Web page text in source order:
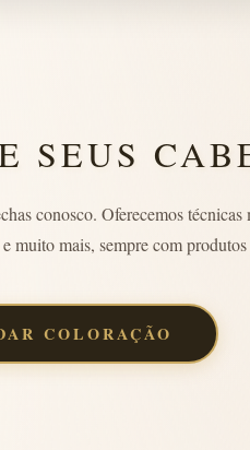
SEUS
conosco. Oferecemos técnicas
muito mais, sempre com
COLORAÇÃO